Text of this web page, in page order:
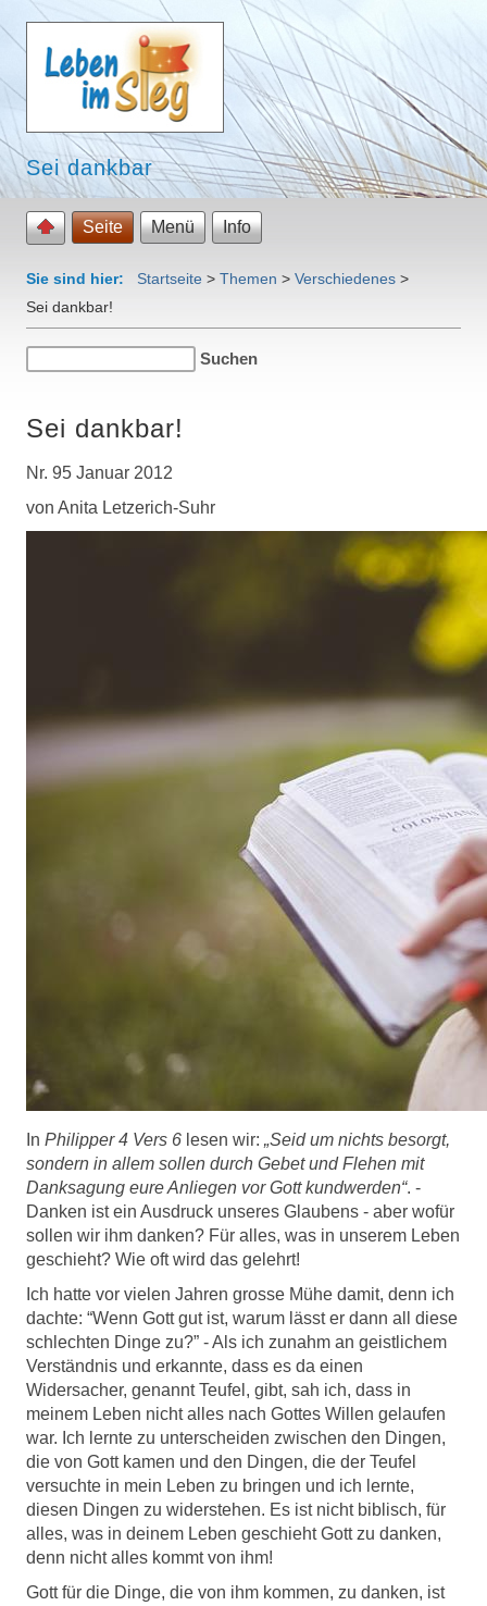
Sei dankbar
Seite Menü Info
Sie sind hier: Startseite > Themen > Verschiedenes >
Sei dankbar!
Sei dankbar!
Nr. 95 Januar 2012
von Anita Letzerich-Suhr
In Philipper 4 Vers 6 lesen wir: „Seid um nichts besorgt,
sondern in allem sollen durch Gebet und Flehen mit
Danksagung eure Anliegen vor Gott kundwerden“. -
Danken ist ein Ausdruck unseres Glaubens - aber wofür
sollen wir ihm danken? Für alles, was in unserem Leben
geschieht? Wie oft wird das gelehrt!
Ich hatte vor vielen Jahren grosse Mühe damit, denn ich
dachte: “Wenn Gott gut ist, warum lässt er dann all diese
schlechten Dinge zu?” - Als ich zunahm an geistlichem
Verständnis und erkannte, dass es da einen
Widersacher, genannt Teufel, gibt, sah ich, dass in
meinem Leben nicht alles nach Gottes Willen gelaufen
war. Ich lernte zu unterscheiden zwischen den Dingen,
die von Gott kamen und den Dingen, die der Teufel
versuchte in mein Leben zu bringen und ich lernte,
diesen Dingen zu widerstehen. Es ist nicht biblisch, für
alles, was in deinem Leben geschieht Gott zu danken,
denn nicht alles kommt von ihm!
Gott für die Dinge, die von ihm kommen, zu danken, ist